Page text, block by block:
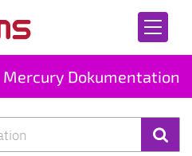
Mercury Dokumentation